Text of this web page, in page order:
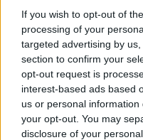
If you wish to opt-out of
processing of your
targeted advertising by
section to confirm your
opt-out request is
interest-based ads based
us or personal
your opt-out. You may
disclosure of your
tutti per avere una
aspetto coinvolto